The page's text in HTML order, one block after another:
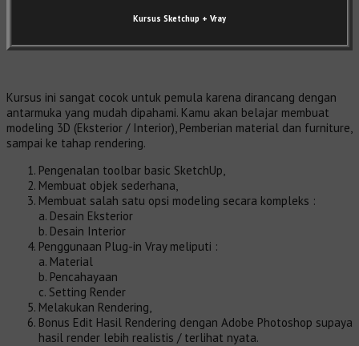
Kursus Sketchup + Vray
Kursus ini sangat cocok untuk pemula karena dirancang dengan
antarmuka yang mudah dipahami. Kamu akan belajar membuat
modeling 3D (Eksterior / Interior), Pemberian material dan furniture,
sampai ke tahap rendering.
Pengenalan toolbar basic SketchUp,
Membuat objek sederhana,
Membuat salah satu opsi modeling secara kompleks :
a. Desain Eksterior
b. Desain Interior
Penggunaan Plug-in Vray meliputi :
a. Material
b. Pencahayaan
c. Setting Render
Melakukan Rendering,
Bonus Edit Hasil Rendering dengan Adobe Photoshop supaya
hasil render lebih realistis / terlihat nyata.